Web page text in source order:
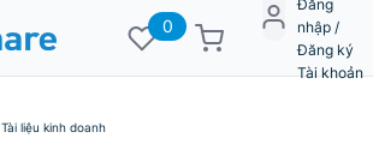
0
Đăng
nhập /
Đăng ký
Tài khoản
Tài liệu kinh doanh